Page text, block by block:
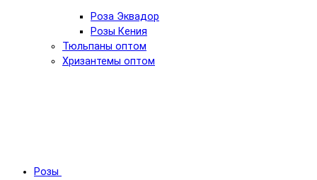
Роза Эквадор
Розы Кения
Тюльпаны оптом
Хризантемы оптом
Розы